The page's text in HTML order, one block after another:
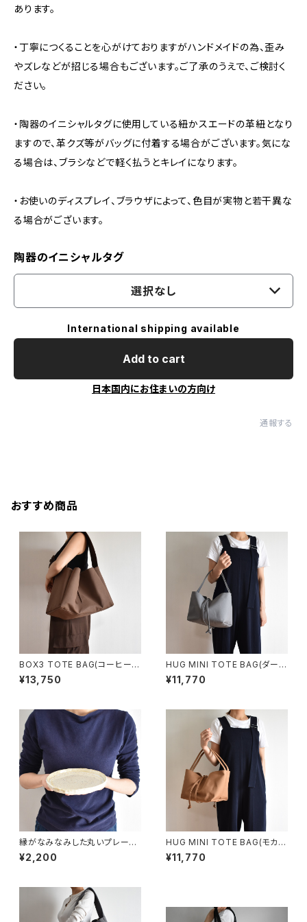
あります。
・丁寧につくることを心がけておりますがハンドメイドの為、歪み
やズレなどが招じる場合もございます。ご了承のうえで、ご検討く
ださい。
・陶器のイニシャルタグに使用している紐かスエードの革紐となり
ますので、革クズ等がバッグに付着する場合がございます。気にな
る場合は、ブラシなどで軽く払うとキレイになります。
・お使いのディスプレイ、ブラウザによって、色目が実物と若干異な
る場合がございます。
陶器のイニシャルタグ
選択なし
International shipping available
Add to cart
日本国内にお住まいの方向け
通報する
おすすめ商品
BOX3 TOTE BAG(コーヒー/
ブラウン）
¥13,750
HUG MINI TOTE BAG(ダーク
グレー)
¥11,770
縁がなみなみした丸いプレート
中皿(白/光沢/点模様/白御影土)
¥2,200
HUG MINI TOTE BAG(モカ/
ブラウン)
¥11,770